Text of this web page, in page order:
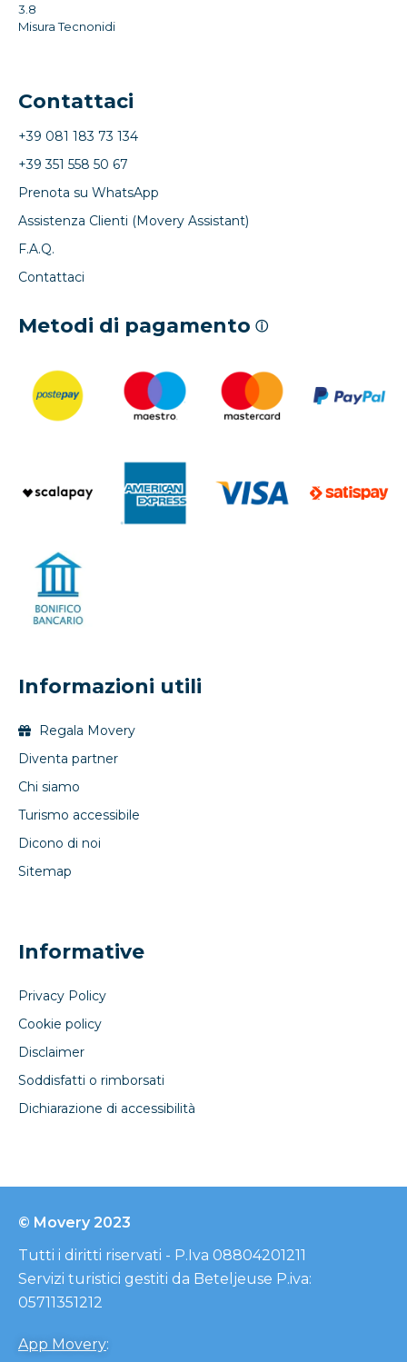
3.8
Misura Tecnonidi
Contattaci
+39 081 183 73 134
+39 351 558 50 67
Prenota su WhatsApp
Assistenza Clienti (Movery Assistant)
F.A.Q.
Contattaci
Metodi di pagamento ⓘ
Informazioni utili
Regala Movery
Diventa partner
Chi siamo
Turismo accessibile
Dicono di noi
Sitemap
Informative
Privacy Policy
Cookie policy
Disclaimer
Soddisfatti o rimborsati
Dichiarazione di accessibilità
© Movery 2023
Tutti i diritti riservati - P.Iva 08804201211
Servizi turistici gestiti da Beteljeuse P.iva:
05711351212
App Movery: